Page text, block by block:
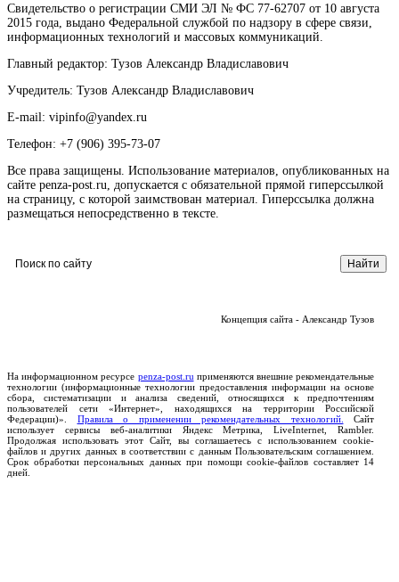
Свидетельство о регистрации СМИ ЭЛ № ФС 77-62707 от 10 августа
2015 года, выдано Федеральной службой по надзору в сфере связи,
информационных технологий и массовых коммуникаций.
Главный редактор: Тузов Александр Владиславович
Учредитель: Тузов Александр Владиславович
E-mail: vipinfo@yandex.ru
Телефон: +7 (906) 395-73-07
Все права защищены. Использование материалов, опубликованных на
сайте penza-post.ru, допускается с обязательной прямой гиперссылкой
на страницу, с которой заимствован материал. Гиперссылка должна
размещаться непосредственно в тексте.
Концепция сайта - Александр Тузов
На информационном ресурсе penza-post.ru применяются внешние рекомендательные
технологии (информационные технологии предоставления информации на основе
сбора, систематизации и анализа сведений, относящихся к предпочтениям
пользователей сети «Интернет», находящихся на территории Российской
Федерации)». Правила о применении рекомендательных технологий.
Сайт
использует сервисы веб-аналитики Яндекс Метрика, LiveInternet, Rambler.
Продолжая использовать этот Сайт, вы соглашаетесь с использованием cookie-
файлов и других данных в соответствии с данным Пользовательским соглашением.
Срок обработки персональных данных при помощи cookie-файлов составляет 14
дней.